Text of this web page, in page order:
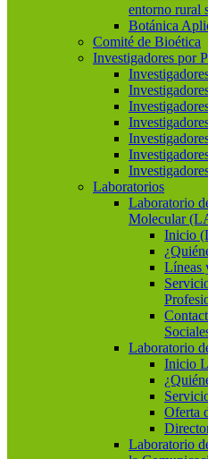
entorno rural
Botánica
Comité de Bioética
Investigadores por
Laboratorios
Laboratorio
Molecular
Inicio
Líneas
Laboratorio
Inicio
Oferta
Laboratorio